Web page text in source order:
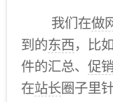
我们在做
到的东西，比
件的汇总、 促销
在站长圈子里